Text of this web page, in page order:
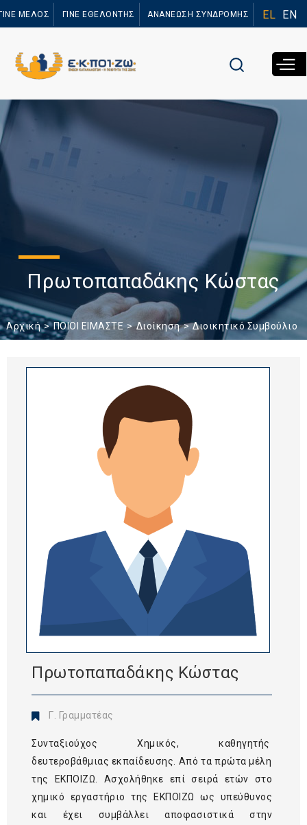
προς το
ΜΕΛΟΣ ΓΙΝΕ ΕΘΕΛΟΝΤΗΣ ΑΝΑΝΕΩΣΗ ΣΥΝΔΡΟΜΗΣ EL EN
Πρωτοπαπαδάκης Κώστας
Αρχική ΠΟΙΟΙ ΕΙΜΑΣΤΕ Διοίκηση Διοικητικό Συμβούλιο
Πρωτοπαπαδάκης Κώστας
Γ. Γραμματέας
Συνταξιούχος Χημικός, καθηγητής
δευτεροβάθμιας εκπαίδευσης. Από τα πρώτα μέλη
της ΕΚΠΟΙΖΩ. Ασχολήθηκε επί σειρά ετών στο
χημικό εργαστήριο της ΕΚΠΟΙΖΩ ως υπεύθυνος
και έχει συμβάλλει αποφασιστικά στην